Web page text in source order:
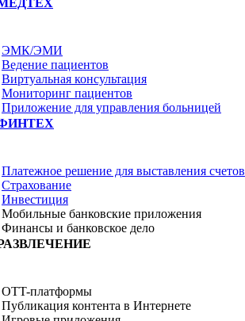
ЭМК/ЭМИ
Ведение пациентов
Виртуальная консультация
Мониторинг пациентов
Приложение для управления больницей
Платежное решение для выставления счетов
Страхование
Инвестиция
Мобильные банковские приложения
Финансы и банковское дело
OTT-платформы
Публикация контента в Интернете